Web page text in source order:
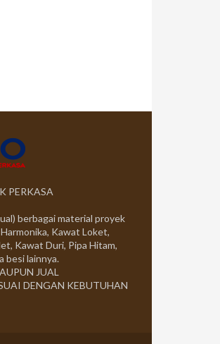
PERKASA
berbagai material proyek
Kawat Loket,
Kawat Duri, Pipa Hitam,
besi lainnya.
JUAL
DENGAN KEBUTUHAN